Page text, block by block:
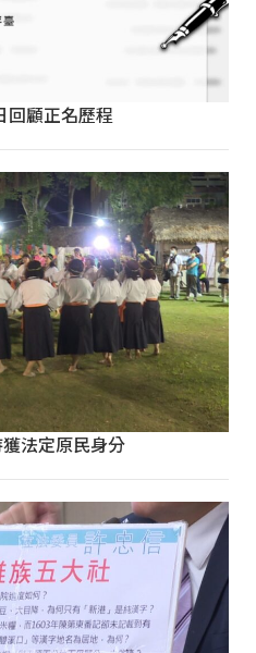
回顧正名歷程
法定原民身分